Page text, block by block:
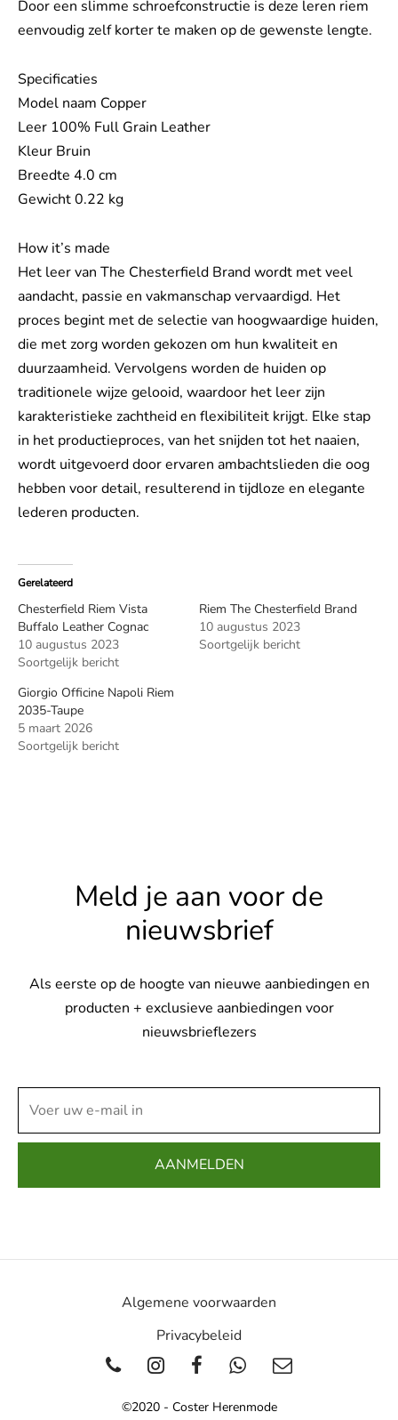
Door een slimme schroefconstructie is deze leren riem
eenvoudig zelf korter te maken op de gewenste lengte.
Specificaties
Model naam Copper
Leer 100% Full Grain Leather
Kleur Bruin
Breedte 4.0 cm
Gewicht 0.22 kg
How it’s made
Het leer van The Chesterfield Brand wordt met veel
aandacht, passie en vakmanschap vervaardigd. Het
proces begint met de selectie van hoogwaardige huiden,
die met zorg worden gekozen om hun kwaliteit en
duurzaamheid. Vervolgens worden de huiden op
traditionele wijze gelooid, waardoor het leer zijn
karakteristieke zachtheid en flexibiliteit krijgt. Elke stap
in het productieproces, van het snijden tot het naaien,
wordt uitgevoerd door ervaren ambachtslieden die oog
hebben voor detail, resulterend in tijdloze en elegante
lederen producten.
Gerelateerd
Chesterfield Riem Vista
Buffalo Leather Cognac
10 augustus 2023
Soortgelijk bericht
Riem The Chesterfield Brand
10 augustus 2023
Soortgelijk bericht
Giorgio Officine Napoli Riem
2035-Taupe
5 maart 2026
Soortgelijk bericht
Meld je aan voor de
nieuwsbrief
Als eerste op de hoogte van nieuwe aanbiedingen en
producten + exclusieve aanbiedingen voor
nieuwsbrieflezers
Algemene voorwaarden
Privacybeleid
©2020 - Coster Herenmode